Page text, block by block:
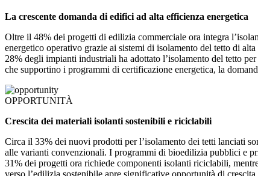
La crescente domanda di edifici ad alta efficienza energetica
Oltre il 48% dei progetti di edilizia commerciale ora integra
energetico operativo grazie ai sistemi di isolamento del tetto di
28% degli impianti industriali ha adottato l’isolamento del tetto
che supportino i programmi di certificazione energetica, la
OPPORTUNITÀ
Crescita dei materiali isolanti sostenibili e riciclabili
Circa il 33% dei nuovi prodotti per l’isolamento dei tetti lanciati
alle varianti convenzionali. I programmi di bioedilizia pubblici e
31% dei progetti ora richiede componenti isolanti riciclabili,